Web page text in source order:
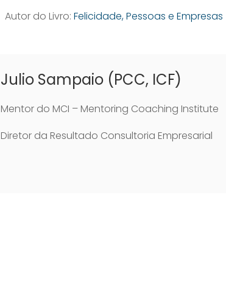
Autor do Livro: Felicidade, Pessoas e Empresas
Julio Sampaio (PCC, ICF)
Mentor do MCI – Mentoring Coaching Institute
Diretor da Resultado Consultoria Empresarial